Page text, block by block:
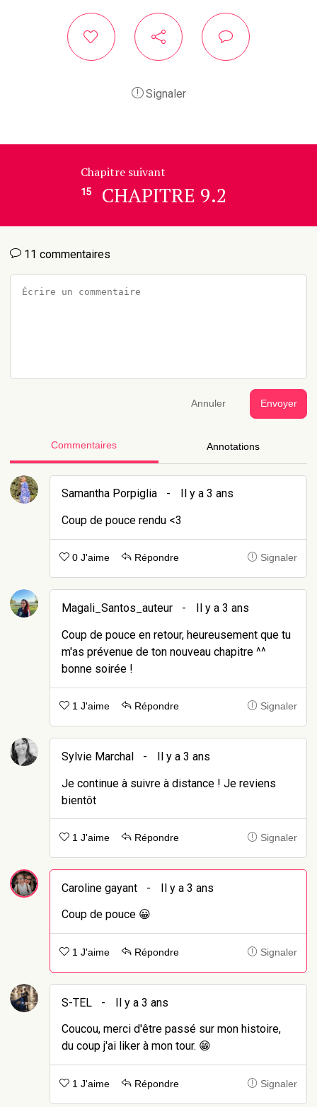
Signaler
Chapitre suivant
15 CHAPITRE 9.2
11 commentaires
Annuler Envoyer
Commentaires Annotations
Samantha Porpiglia -
Il y a 3 ans
Coup de pouce rendu <3
0 J'aime Répondre Signaler
Magali_Santos_auteur -
Il y a 3 ans
Coup de pouce en retour, heureusement que tu
m'as prévenue de ton nouveau chapitre ^^
bonne soirée !
1 J'aime Répondre Signaler
Sylvie Marchal -
Il y a 3 ans
Je continue à suivre à distance ! Je reviens
bientôt
1 J'aime Répondre Signaler
Caroline gayant -
Il y a 3 ans
Coup de pouce 😀
1 J'aime Répondre Signaler
S-TEL -
Il y a 3 ans
Coucou, merci d'être passé sur mon histoire,
du coup j'ai liker à mon tour. 😁
1 J'aime Répondre Signaler